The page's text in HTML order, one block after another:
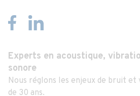
Experts en acoustique,
sonore
Nous réglons les enjeux de bruit et
de 30 ans.